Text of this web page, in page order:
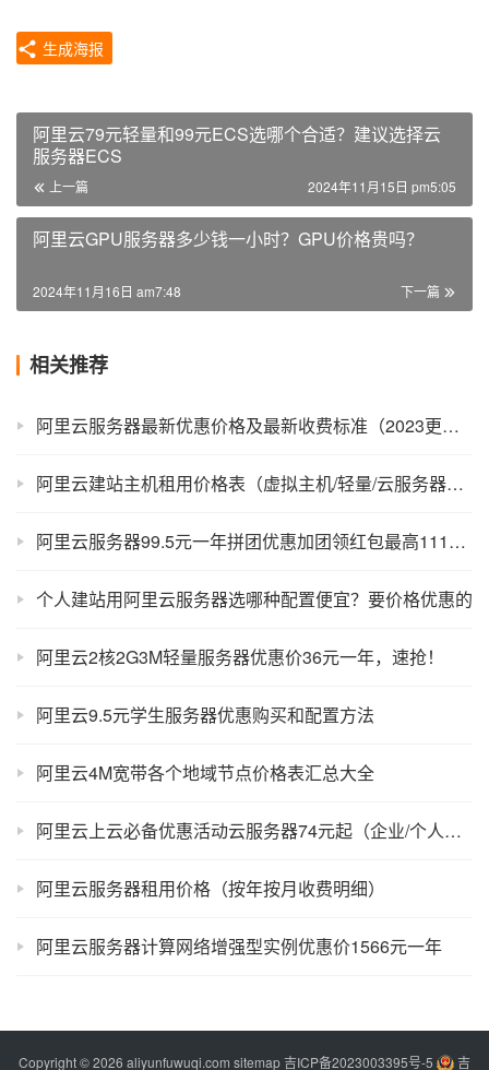
生成海报
阿里云79元轻量和99元ECS选哪个合适？建议选择云
服务器ECS
上一篇 2024年11月15日 pm5:05
阿里云GPU服务器多少钱一小时？GPU价格贵吗？
下一篇
2024年11月16日 am7:48
相关推荐
阿里云服务器最新优惠价格及最新收费标准（2023更新）
阿里云建站主机租用价格表（虚拟主机/轻量/云服务器ECS）
阿里云服务器99.5元一年拼团优惠加团领红包最高1111元
个人建站用阿里云服务器选哪种配置便宜？要价格优惠的
阿里云2核2G3M轻量服务器优惠价36元一年，速抢！
阿里云9.5元学生服务器优惠购买和配置方法
阿里云4M宽带各个地域节点价格表汇总大全
阿里云上云必备优惠活动云服务器74元起（企业/个人）均可购买
阿里云服务器租用价格（按年按月收费明细）
阿里云服务器计算网络增强型实例优惠价1566元一年
Copyright © 2026 aliyunfuwuqi.com sitemap吉ICP备2023003395号-5 吉